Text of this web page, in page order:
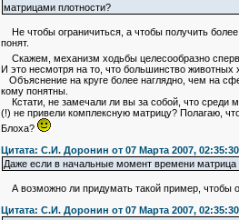
матрицами плотности?
Не чтобы ограничиться, а чтобы получить
понят.
Скажем, механизм ходьбы целесообразно
И это несмотря на то, что большинство животных
Объяснение на круге более наглядно, чем на
кому понятны.
Кстати, не замечали ли вы за собой, что среди
(!) не привели комплексную матрицу? Полагаю,
Блоха?
Цитата: С.И. Доронин от 07 Марта 2007, 02:35:30
Даже если в начальные момент времени матрица
А возможно ли придумать такой пример, чтобы
Цитата: С.И. Доронин от 07 Марта 2007, 02:35:30